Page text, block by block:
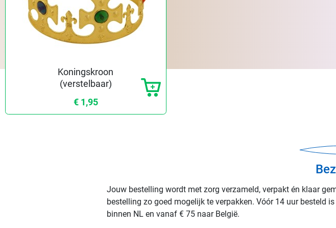
Koningskroon
(verstelbaar)
€ 1,95
Jouw bestelling wordt met zorg verzameld, verpakt én klaar
bestelling zo goed mogelijk te verpakken. Vóór 14 uur besteld
binnen NL en vanaf € 75 naar België.